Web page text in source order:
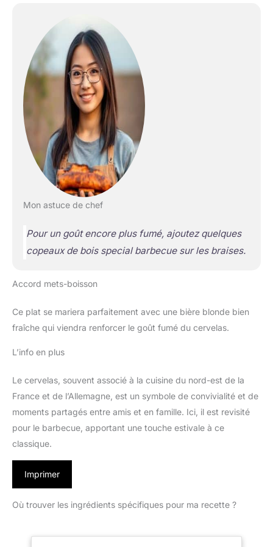
Mon astuce de chef
Pour un goût encore plus fumé, ajoutez quelques
copeaux de bois special barbecue sur les braises.
Accord mets-boisson
Ce plat se mariera parfaitement avec une bière blonde bien
fraîche qui viendra renforcer le goût fumé du cervelas.
L’info en plus
Le cervelas, souvent associé à la cuisine du nord-est de la
France et de l’Allemagne, est un symbole de convivialité et de
moments partagés entre amis et en famille. Ici, il est revisité
pour le barbecue, apportant une touche estivale à ce
classique.
Imprimer
Où trouver les ingrédients spécifiques pour ma recette ?